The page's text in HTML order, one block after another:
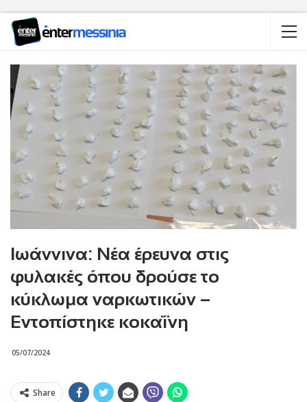
Ιωάννινα: Νέα έρευνα στις
φυλακές όπου δρούσε το
κύκλωμα ναρκωτικών –
Εντοπίστηκε κοκαΐνη
05/07/2024
Share